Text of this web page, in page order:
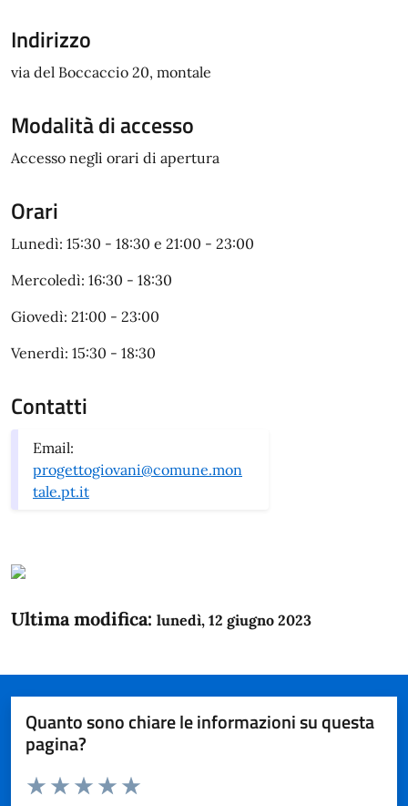
Indirizzo
via del Boccaccio 20, montale
Modalità di accesso
Accesso negli orari di apertura
Orari
Lunedì: 15:30 - 18:30 e 21:00 - 23:00
Mercoledì: 16:30 - 18:30
Giovedì: 21:00 - 23:00
Venerdì: 15:30 - 18:30
Contatti
Email:
progettogiovani@comune.mon
tale.pt.it
Ultima modifica: lunedì, 12 giugno 2023
Quanto sono chiare le informazioni su questa
pagina?
Domanda
Valuta da 1 a 5 stelle la pagina